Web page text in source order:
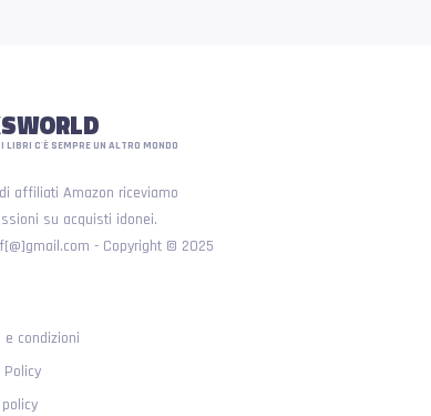
LIBRI C'È SEMPRE UN ALTRO MONDO
affiliati Amazon riceviamo
su acquisti idonei.
- Copyright © 2025
e condizioni
Policy